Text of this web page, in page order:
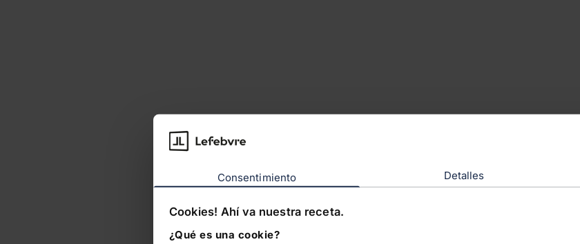
Consentimiento Detalles
Cookies! Ahí va nuestra receta.
¿Qué es una cookie?